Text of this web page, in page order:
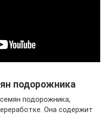
подорожника
подорожника,
Она содержит